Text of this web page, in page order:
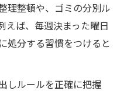
理整頓や、ゴミの分別ル
えば、毎週決まった曜日
処分する習慣をつけると
しルールを正確に把握